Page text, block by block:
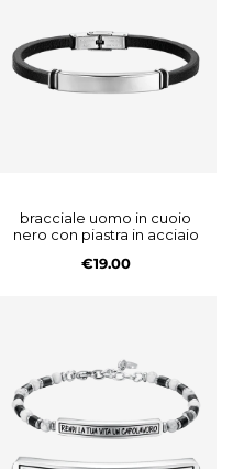
bracciale uomo in cuoio
nero con piastra in acciaio
€19.00